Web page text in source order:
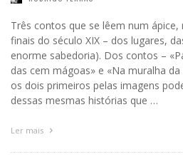
Três contos que se lêem num
finais do século XIX – dos lugares,
enorme sabedoria). Dos contos –
das cem mágoas» e «Na muralha
os dois primeiros pelas imagens
dessas mesmas histórias que …
Ler mais